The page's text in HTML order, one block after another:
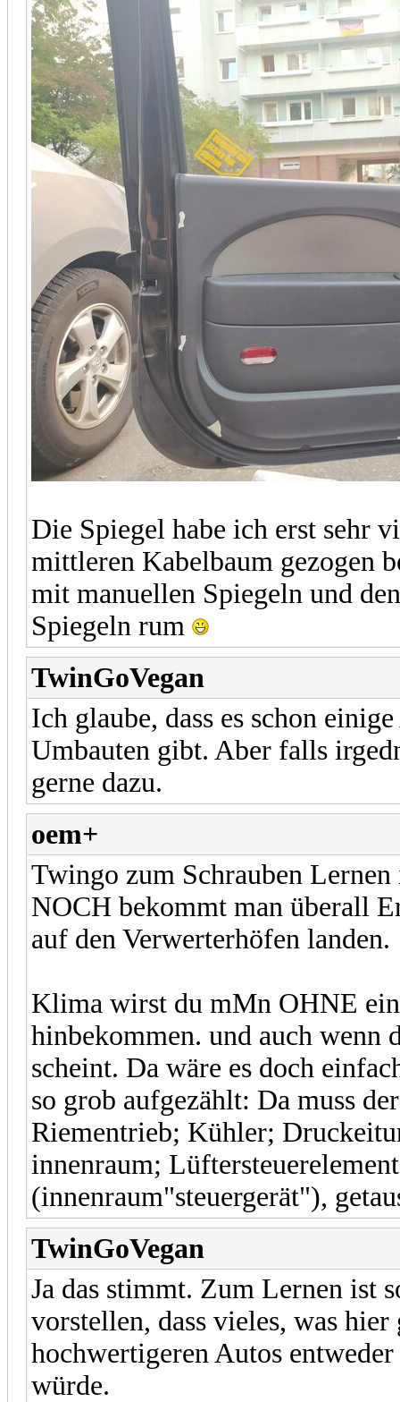
Die Spiegel habe ich erst sehr
mittleren Kabelbaum gezogen
mit manuellen Spiegeln und
Spiegeln rum
TwinGoVegan
Ich glaube, dass es schon
Umbauten gibt. Aber falls
gerne dazu.
oem+
Twingo zum Schrauben
NOCH bekommt man überall
auf den Verwerterhöfen landen.
Klima wirst du mMn OHNE
hinbekommen. und auch wenn
scheint. Da wäre es doch
so grob aufgezählt: Da muss
Riementrieb; Kühler;
innenraum;
(innenraum"steuergerät"),
TwinGoVegan
Ja das stimmt. Zum Lernen ist
vorstellen, dass vieles, was
hochwertigeren Autos
würde.